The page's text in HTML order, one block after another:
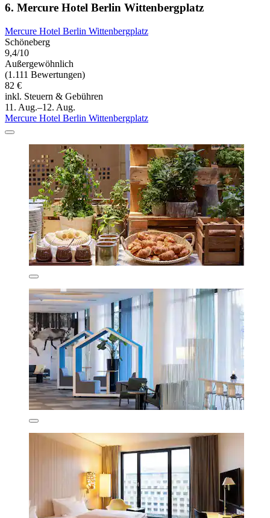
6. Mercure Hotel Berlin Wittenbergplatz
Mercure Hotel Berlin Wittenbergplatz
Schöneberg
9,4/10
Außergewöhnlich
(1.111 Bewertungen)
82 €
inkl. Steuern & Gebühren
11. Aug.–12. Aug.
Mercure Hotel Berlin Wittenbergplatz